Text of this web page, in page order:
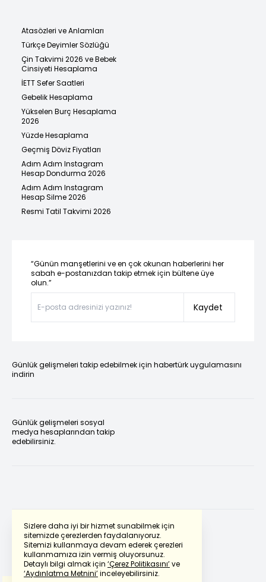
Sizlere daha iyi bir hizmet sunabilmek için
sitemizde çerezlerden faydalanıyoruz.
Sitemizi kullanmaya devam ederek çerezleri
kullanmamıza izin vermiş oluyorsunuz.
Detaylı bilgi almak için ‘Çerez Politikasını’ve
‘Aydınlatma Metnini’inceleyebilirsiniz.
Atasözleri ve Anlamları
Türkçe Deyimler Sözlüğü
Çin Takvimi 2026 ve Bebek
Cinsiyeti Hesaplama
İETT Sefer Saatleri
Gebelik Hesaplama
Yükselen Burç Hesaplama
2026
Yüzde Hesaplama
Geçmiş Döviz Fiyatları
Adım Adım Instagram
Hesap Dondurma 2026
Adım Adım Instagram
Hesap Silme 2026
Resmi Tatil Takvimi 2026
“Günün manşetlerini ve en çok okunan haberlerini her
sabah e-postanızdan takip etmek için bültene üye
olun.”
Kaydet
Günlük gelişmeleri takip edebilmek için habertürk uygulamasını
indirin
Günlük gelişmeleri sosyal
medya hesaplarından takip
edebilirsiniz.
Powered by Translate